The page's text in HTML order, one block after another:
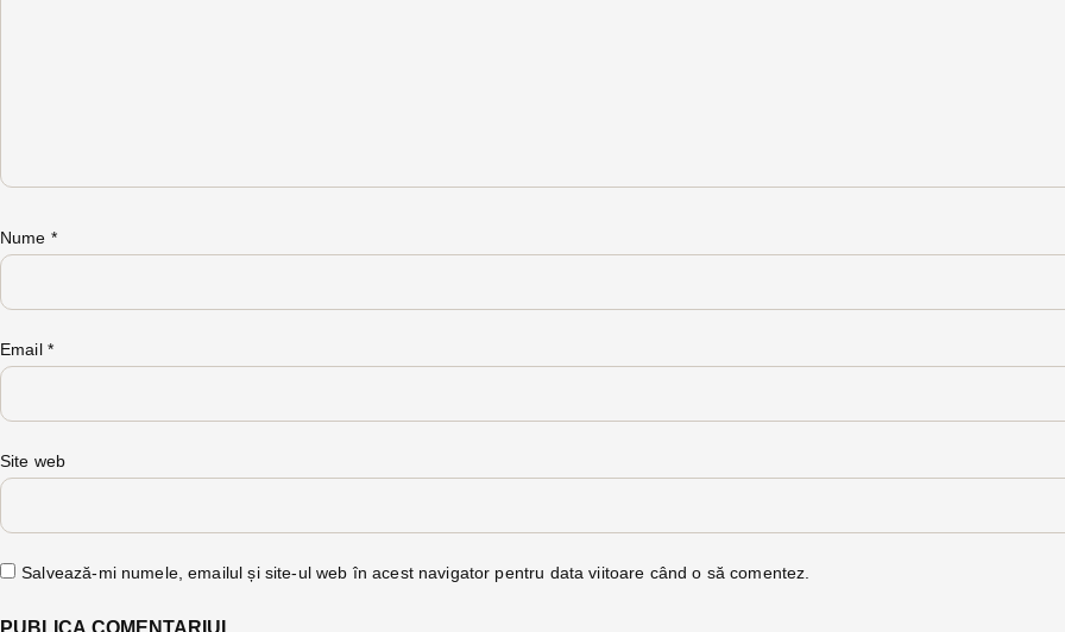
Nume *
Email *
Site web
Salvează-mi numele, emailul și site-ul web în acest navigator pentru data viitoare când o să comentez.